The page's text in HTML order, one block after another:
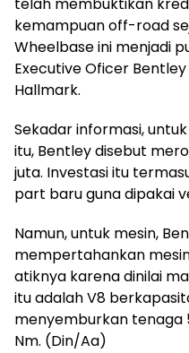
kemampuan off-road
Wheelbase ini menjadi
Executive Oficer
Hallmark.
Sekadar informasi,
itu, Bentley disebut
juta. Investasi itu
part baru guna dipakai
Namun, untuk mesin,
mempertahankan
atiknya karena dinilai
itu adalah V8
menyemburkan tenaga
Nm. (Din/Aa)